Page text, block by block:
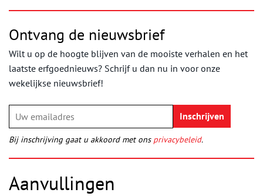
Ontvang de nieuwsbrief
Wilt u op de hoogte blijven van de mooiste verhalen en het
laatste erfgoednieuws? Schrijf u dan nu in voor onze
wekelijkse nieuwsbrief!
Bij inschrijving gaat u akkoord met ons privacybeleid.
Aanvullingen